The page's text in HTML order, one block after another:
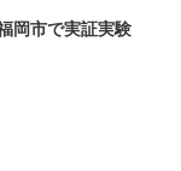
岡市で実証実験